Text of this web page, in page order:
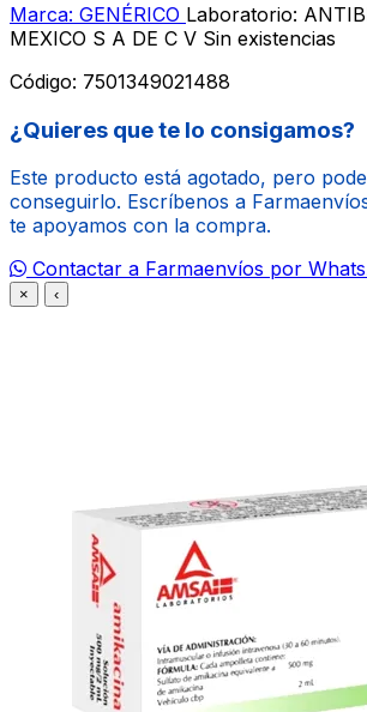
Marca: GENÉRICO Laboratorio:
MEXICO S A DE C V Sin existencias
Código: 7501349021488
¿Quieres que te lo consigamos?
Este producto está agotado, pero
conseguirlo. Escríbenos a
te apoyamos con la compra.
Contactar a Farmaenvíos por
× ‹